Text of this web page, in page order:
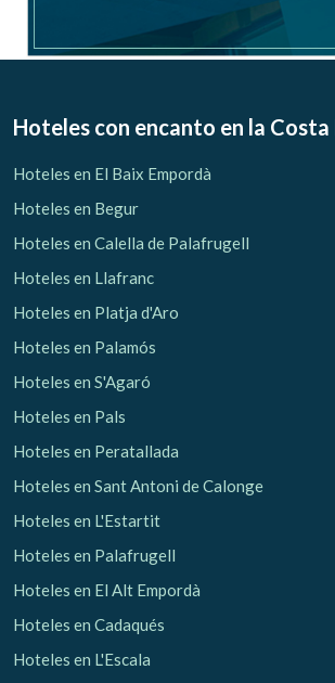
Hoteles con encanto en la Costa
Hoteles en El Baix Empordà
Hoteles en Begur
Hoteles en Calella de Palafrugell
Hoteles en Llafranc
Hoteles en Platja d'Aro
Hoteles en Palamós
Hoteles en S'Agaró
Hoteles en Pals
Hoteles en Peratallada
Hoteles en Sant Antoni de Calonge
Hoteles en L'Estartit
Hoteles en Palafrugell
Hoteles en El Alt Empordà
Hoteles en Cadaqués
Hoteles en L'Escala